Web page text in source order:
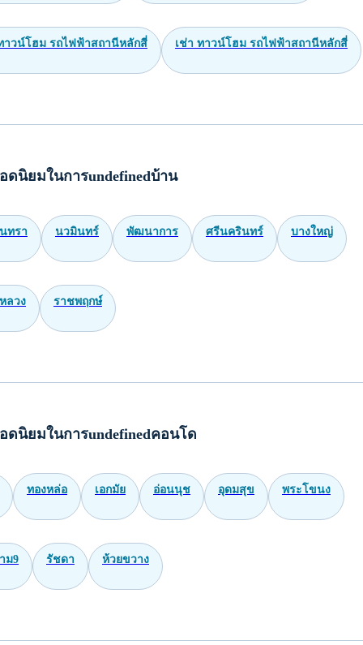
าวน์โฮม รถไฟฟ้าสถานีหลักสี่ เช่า ทาวน์โฮม รถไฟฟ้าสถานีหลักสี่
ดนิยมในการundefinedบ้าน
ทรา นวมินทร์ พัฒนาการ ศรีนครินทร์ บางใหญ่
ลวง ราชพฤกษ์
ดนิยมในการundefinedคอนโด
ทองหล่อ เอกมัย อ่อนนุช อุดมสุข พระโขนง
ม9 รัชดา ห้วยขวาง